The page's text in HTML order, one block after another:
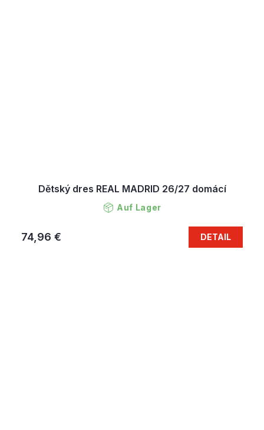
Dětský dres REAL MADRID 26/27 domácí
Auf Lager
74,96 € DETAIL